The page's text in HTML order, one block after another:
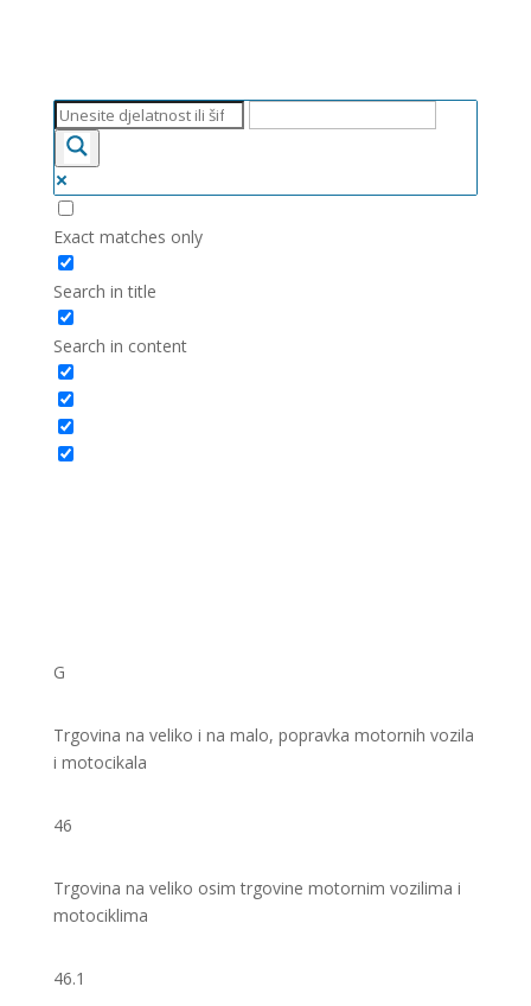
Exact matches only
Search in title
Search in content
G
Trgovina na veliko i na malo, popravka motornih vozila
i motocikala
46
Trgovina na veliko osim trgovine motornim vozilima i
motociklima
46.1